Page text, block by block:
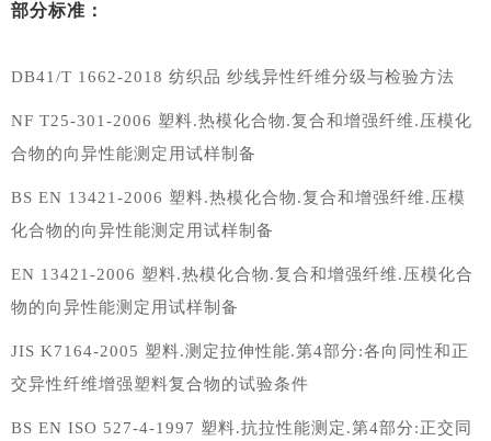
部分标准：
DB41/T 1662-2018 纺织品 纱线异性纤维分级与检验方法
NF T25-301-2006 塑料.热模化合物.复合和增强纤维.压模化
合物的向异性能测定用试样制备
BS EN 13421-2006 塑料.热模化合物.复合和增强纤维.压模
化合物的向异性能测定用试样制备
EN 13421-2006 塑料.热模化合物.复合和增强纤维.压模化合
物的向异性能测定用试样制备
JIS K7164-2005 塑料.测定拉伸性能.第4部分:各向同性和正
交异性纤维增强塑料复合物的试验条件
BS EN ISO 527-4-1997 塑料.抗拉性能测定.第4部分:正交同